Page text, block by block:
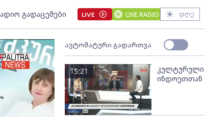
გადაცემები LIVE LIVE RADIO დღე
ავტომატური გადართვა
კულტურული
ინდოეთთან
15:21